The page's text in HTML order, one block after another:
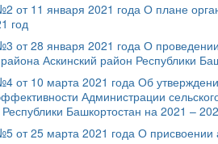
от 11 января 2021 года О плане
год
от 28 января 2021 года О
Аскинский район Республики
от 10 марта 2021 года Об
Администрации
Башкортостан на 2021 –
от 25 марта 2021 года О